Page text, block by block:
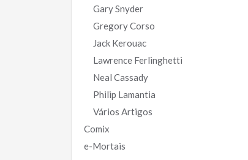
Gary Snyder
Gregory Corso
Jack Kerouac
Lawrence Ferlinghetti
Neal Cassady
Philip Lamantia
Vários Artigos
Comix
e-Mortais